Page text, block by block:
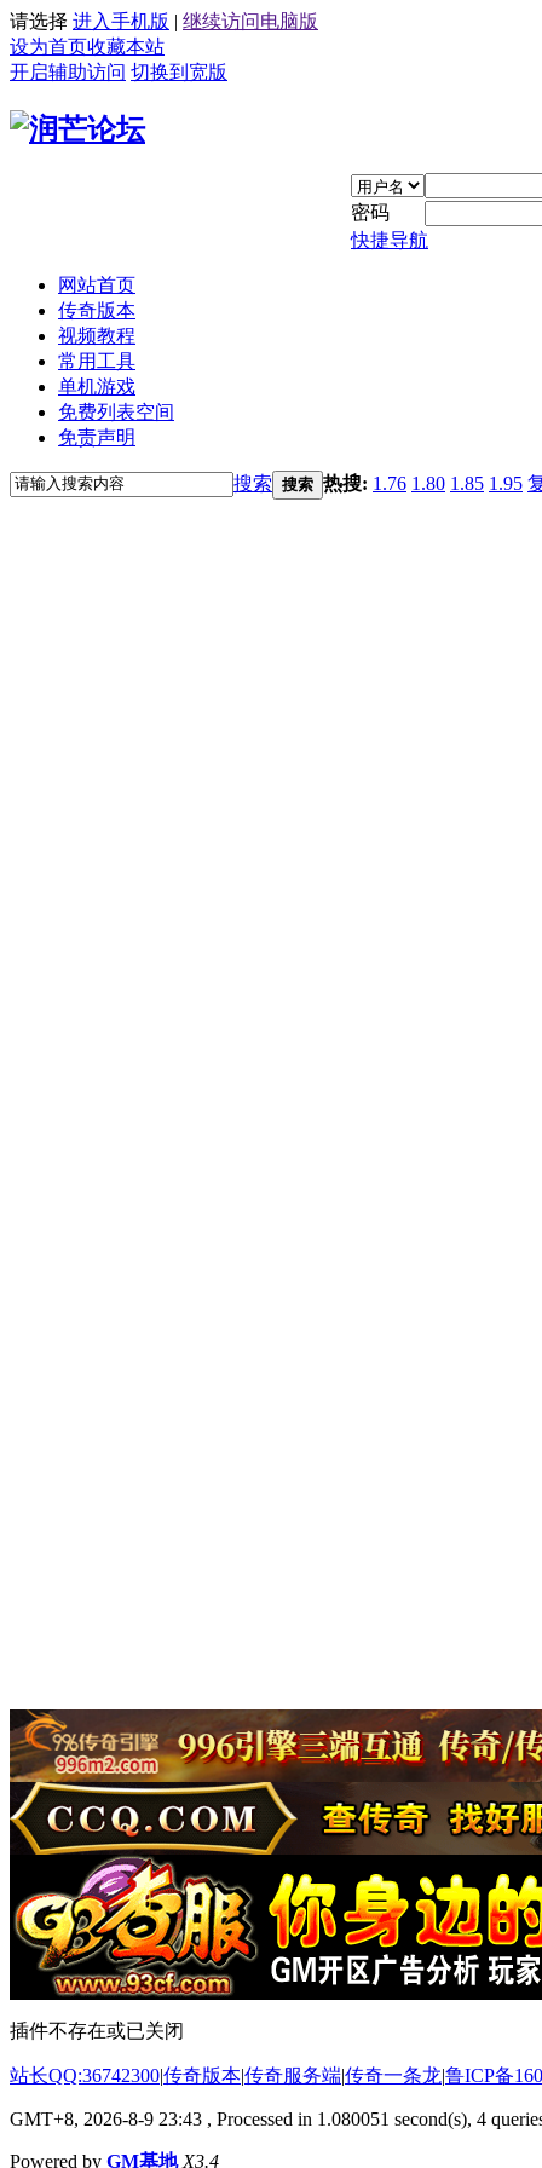
请选择 进入手机版 | 继续访问电脑版
设为首页收藏本站
开启辅助访问 切换到宽版
密码
快捷导航
网站首页
传奇版本
视频教程
常用工具
单机游戏
免费列表空间
免责声明
搜索 搜索 热搜: 1.76 1.80 1.85 1.95
插件不存在或已关闭
站长QQ:36742300|传奇版本|传奇服务端|传奇一条龙|鲁ICP备
GMT+8, 2026-8-9 23:43 , Processed in 1.080051 second(s), 4
Powered by GM基地 X3.4